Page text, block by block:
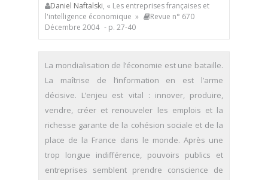
Daniel Naftalski, « Les entreprises françaises et
l'intelligence économique »
Revue n° 670
Décembre 2004 - p. 27-40
La mondialisation de l’économie est une bataille.
La maîtrise de l’information en est l’arme
décisive. L’enjeu est vital : innover, produire,
vendre, créer et renouveler les emplois et la
richesse garante de la cohésion sociale et de la
place de la France dans le monde. Après une
trop longue indifférence, pouvoirs publics et
entreprises semblent prendre conscience de